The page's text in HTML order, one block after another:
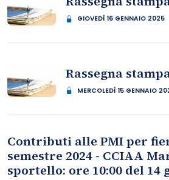
GIOVEDÌ 16 GENNAIO 2025
Rassegna
MERCOLEDÌ 15 GENNAIO
Contributi alle PMI per
semestre 2024 - CCIAA
sportello: ore 10:00 del 14